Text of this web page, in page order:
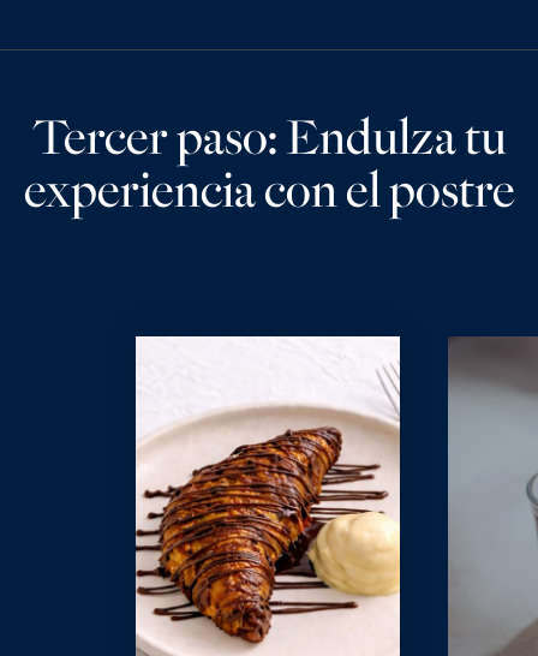
Tercer paso: Endulza tu
experiencia con el postre